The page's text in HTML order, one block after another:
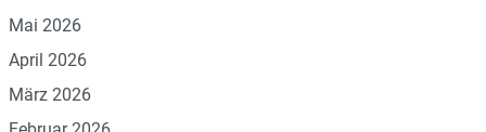
Mai 2026
April 2026
März 2026